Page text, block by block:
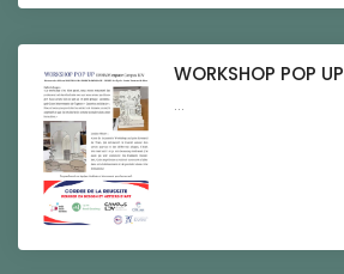
WORKSHOP POP UP
...